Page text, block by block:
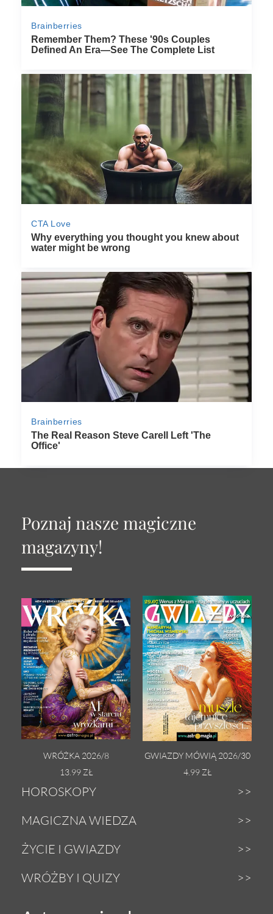
Poznaj nasze magiczne
magazyny!
WRÓŻKA 2026/8
13.99 ZŁ
GWIAZDY MÓWIĄ 2026/30
4.99 ZŁ
HOROSKOPY
Dzienny
Tygodniowy
MAGICZNA WIEDZA
Zodiak
Astrologia
ŻYCIE I GWIAZDY
Gwiazdy
WRÓŻBY I QUIZY